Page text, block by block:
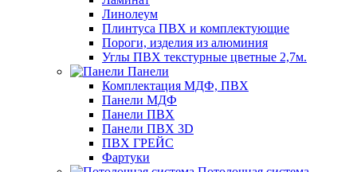
Линолеум
Плинтуса ПВХ и комплектующие
Пороги, изделия из алюминия
Углы ПВХ текстурные цветные 2,7м.
Панели
Комплектация МДФ, ПВХ
Панели МДФ
Панели ПВХ
Панели ПВХ 3D
ПВХ ГРЕЙС
Фартуки